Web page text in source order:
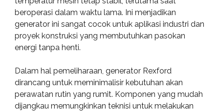
beroperasi dalam waktu lama. Ini menjadikan
generator ini sangat cocok untuk aplikasi industri dan
proyek konstruksi yang membutuhkan pasokan
energi tanpa henti.
Dalam hal pemeliharaan, generator Rexford
dirancang untuk meminimalisir kebutuhan akan
perawatan rutin yang rumit. Komponen yang mudah
dijangkau memungkinkan teknisi untuk melakukan